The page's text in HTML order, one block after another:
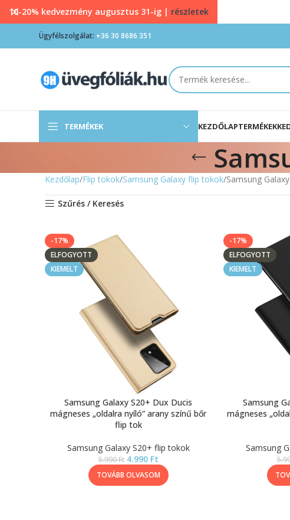
Ügyfélszolgálat: +36 30 8686 351
TERMÉKEK KEZDŐLAPTERMÉKEK
Kezdőlap Flip tokok Samsung Galaxy flip tokok Samsung
Szűrés / Keresés
-17%
ELFOGYOTT
KIEMELT
Samsung Galaxy S20+ Dux Ducis
mágneses „oldalra nyíló” arany színű bőr
flip tok
Samsung Galaxy S20+ flip tokok
5.990Ft 4.990 Ft
TOVÁBB OLVASOM
-17%
ELFOGYOTT
KIEMELT
Samsung
mágneses
Samsung
10-20% kedvezmény augusztus 31-ig | részletek